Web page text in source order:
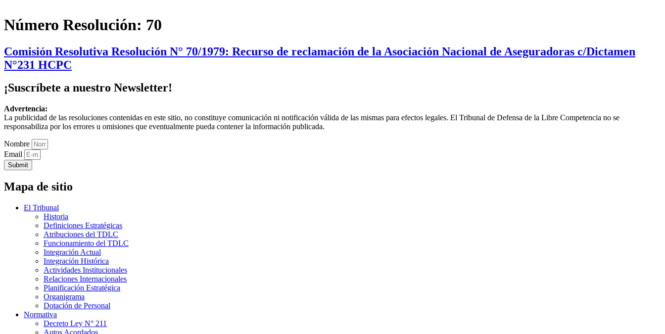
Número Resolución: 70
Comisión Resolutiva Resolución N° 70/1979: Recurso de reclamación de la Asociación Nacional de Aseguradoras c/Dictamen
N°231 HCPC
¡Suscríbete a nuestro Newsletter!
Advertencia:
La publicidad de las resoluciones contenidas en este sitio, no constituye comunicación ni notificación válida de las mismas para efectos legales. El Tribunal de Defensa de la Libre Competencia no se
responsabiliza por los errores u omisiones que eventualmente pueda contener la información publicada.
Nombre
Email
Submit
Mapa de sitio
El Tribunal
Historia
Definiciones Estratégicas
Atribuciones del TDLC
Funcionamiento del TDLC
Integración Actual
Integración Histórica
Actividades Institucionales
Relaciones Internacionales
Planificación Estratégica
Organigrama
Dotación de Personal
Normativa
Decreto Ley N° 211